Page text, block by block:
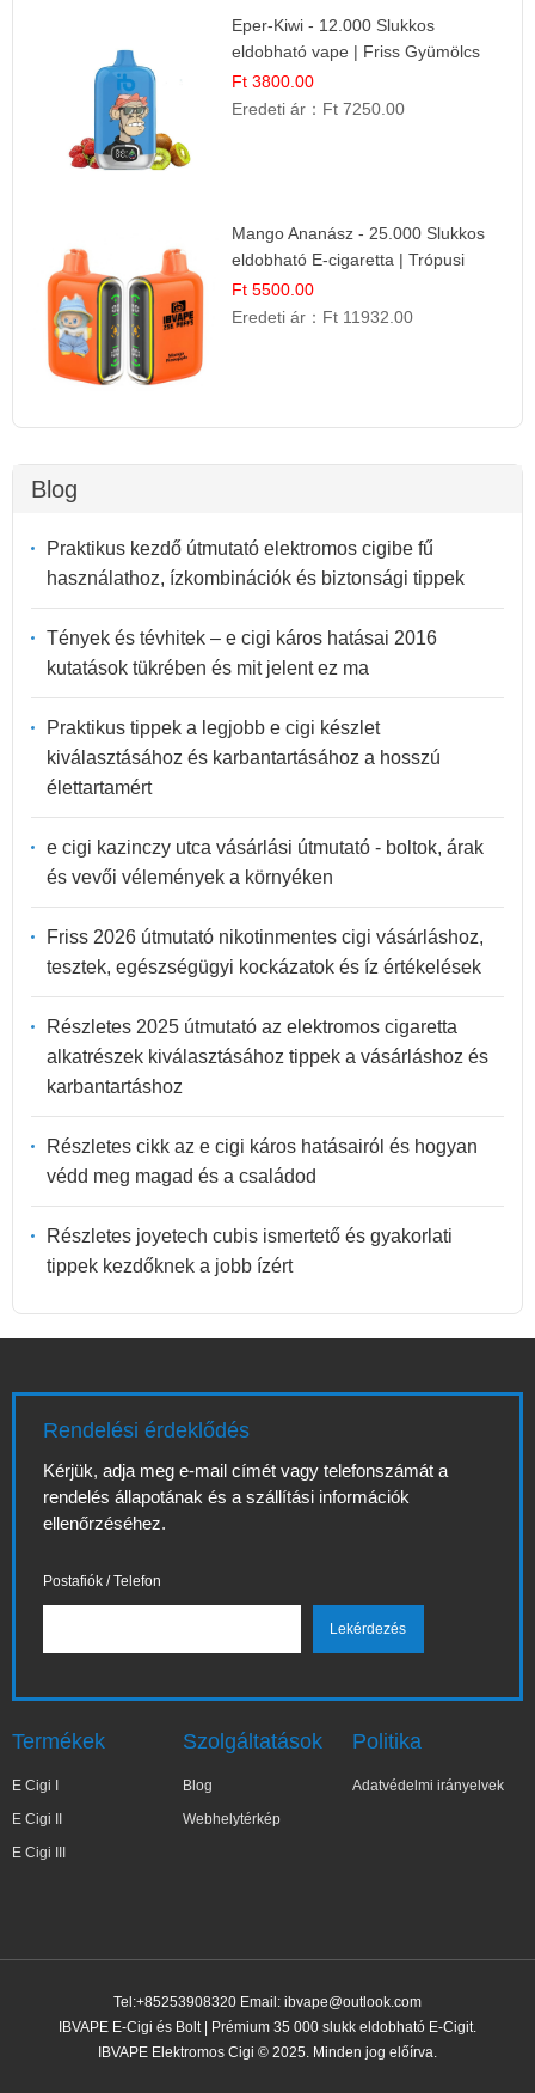
Eper-Kiwi - 12.000 Slukkos
eldobható vape | Friss Gyümölcs
Kombináció
Ft 3800.00
Eredeti ár： Ft 7250.00
Mango Ananász - 25.000 Slukkos
eldobható E-cigaretta | Trópusi
Ízélmény
Ft 5500.00
Eredeti ár： Ft 11932.00
Blog
Praktikus kezdő útmutató elektromos cigibe fű
használathoz, ízkombinációk és biztonsági tippek
Tények és tévhitek – e cigi káros hatásai 2016
kutatások tükrében és mit jelent ez ma
Praktikus tippek a legjobb e cigi készlet
kiválasztásához és karbantartásához a hosszú
élettartamért
e cigi kazinczy utca vásárlási útmutató - boltok, árak
és vevői vélemények a környéken
Friss 2026 útmutató nikotinmentes cigi vásárláshoz,
tesztek, egészségügyi kockázatok és íz értékelések
Részletes 2025 útmutató az elektromos cigaretta
alkatrészek kiválasztásához tippek a vásárláshoz és
karbantartáshoz
Részletes cikk az e cigi káros hatásairól és hogyan
védd meg magad és a családod
Részletes joyetech cubis ismertető és gyakorlati
tippek kezdőknek a jobb ízért
Rendelési érdeklődés
Kérjük, adja meg e-mail címét vagy telefonszámát a
rendelés állapotának és a szállítási információk
ellenőrzéséhez.
Postafiók / Telefon
Termékek
E Cigi I
E Cigi II
E Cigi III
Szolgáltatások
Blog
Webhelytérkép
Politika
Adatvédelmi irányelvek
Tel:+85253908320 Email: ibvape@outlook.com
IBVAPE E-Cigi és Bolt | Prémium 35 000 slukk eldobható E-Cigit.
IBVAPE Elektromos Cigi © 2025. Minden jog előírva.
✕
Ma***a